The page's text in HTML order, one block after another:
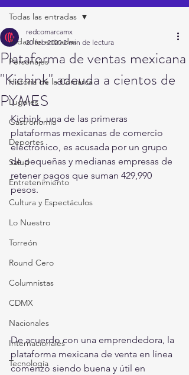
Todas las entradas
Personajes
Historia de la Comarca
Lugares
Gastronomía
Deportes
Salud
Entretenimiento
Cultura y Espectáculos
Lo Nuestro
Torreón
Round Cero
Columnistas
CDMX
Nacionales
Internacionales
Tecnología
Todas las entradas
Plataforma de ventas mexicana
"Kichink" adeuda a cientos de
PYMES
redcomarcamx
20 feb 2020 2 min de lectura
Kichink, una de las primeras
plataformas mexicanas de comercio
electrónico, es acusada por un grupo
de pequeñas y medianas empresas de
retener pagos que suman 429,990
pesos.
De acuerdo con una emprendedora, la
plataforma mexicana de venta en línea
comenzó siendo buena y útil en